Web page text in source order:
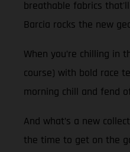
breathable fabrics
Barcia rocks the new
When you’re chilling in
course) with bold race
morning chill and fend
And what’s a new
the time to get on the